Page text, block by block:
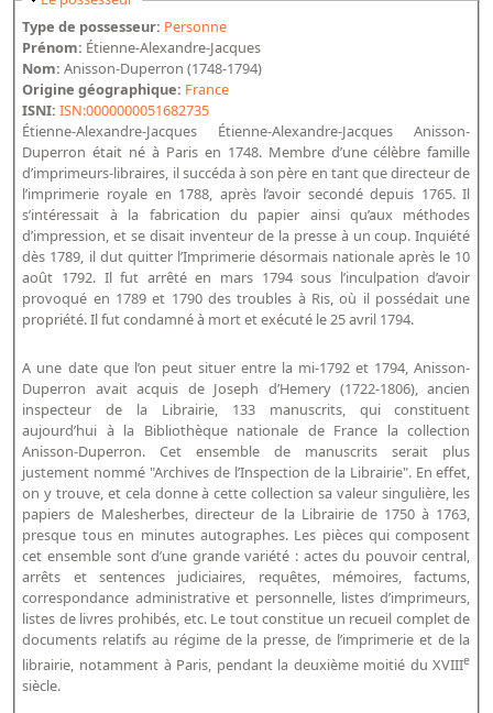
France
Dictionnaire de la BnF
Dictionnaire BnF : recherche avancée
Dictionnaire BnF : index
Dictionnaire des fonds spéciaux et des principales collections et
provenances
Recherche de fonds, collections et provenances
L'histoire de la BnF en objets
Organigrammes de la bibliothèque
Rapports d'activité de la Bibliothèque
Répertoire
Répertoire des catalogues d'expositions
Répertoire des catalogues
Répertoire des manuscrits du XXe siècle
Publications
Guides des sources publiés
Type de possesseur: Personne
Prénom: Étienne-Alexandre-Jacques
Nom:Anisson-Duperron (1748-1794)
Origine géographique: France
ISNI:ISN:0000000051682735
Étienne-Alexandre-Jacques Étienne-Alexandre-Jacques Anisson-
Duperron était né à Paris en 1748. Membre d’une célèbre famille
d’imprimeurs-libraires, il succéda à son père en tant que directeur de
l’imprimerie royale en 1788, après l’avoir secondé depuis 1765. Il
s’intéressait à la fabrication du papier ainsi qu’aux méthodes
d’impression, et se disait inventeur de la presse à un coup. Inquiété
dès 1789, il dut quitter l’Imprimerie désormais nationale après le 10
août 1792. Il fut arrêté en mars 1794 sous l’inculpation d’avoir
provoqué en 1789 et 1790 des troubles à Ris, où il possédait une
propriété. Il fut condamné à mort et exécuté le 25 avril 1794.
A une date que l’on peut situer entre la mi-1792 et 1794, Anisson-
Duperron avait acquis de Joseph d’Hemery (1722-1806), ancien
inspecteur de la Librairie, 133 manuscrits, qui constituent
aujourd’hui à la Bibliothèque nationale de France la collection
Anisson-Duperron. Cet ensemble de manuscrits serait plus
justement nommé "Archives de l’Inspection de la Librairie". En effet,
on y trouve, et cela donne à cette collection sa valeur singulière, les
papiers de Malesherbes, directeur de la Librairie de 1750 à 1763,
presque tous en minutes autographes. Les pièces qui composent
cet ensemble sont d’une grande variété : actes du pouvoir central,
arrêts et sentences judiciaires, requêtes, mémoires, factums,
correspondance administrative et personnelle, listes d’imprimeurs,
listes de livres prohibés, etc. Le tout constitue un recueil complet de
documents relatifs au régime de la presse, de l’imprimerie et de la
librairie, notamment à Paris, pendant la deuxième moitié du XVIIIe
siècle.